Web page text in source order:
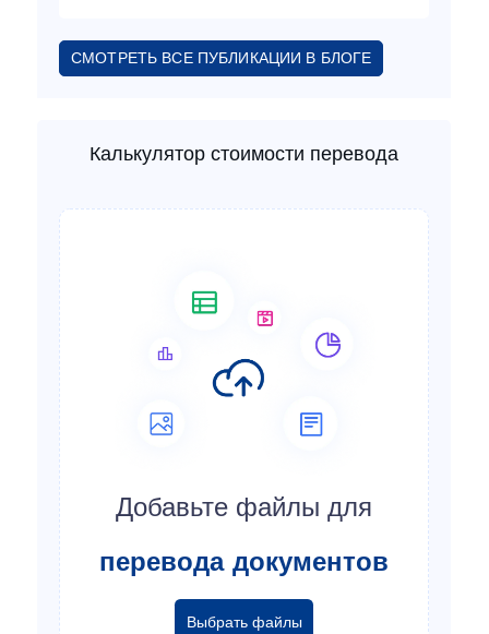
СМОТРЕТЬ ВСЕ ПУБЛИКАЦИИ В БЛОГЕ
Калькулятор стоимости перевода
Добавьте файлы для
перевода документов
Выбрать файлы